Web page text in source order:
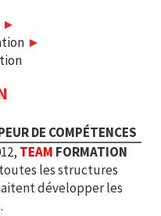
DE COMPÉTENCES
TEAM FORMATION
les structures
développer les